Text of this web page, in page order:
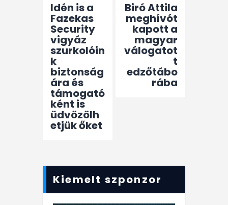
Idén is a
Fazekas
Security
vigyáz
szurkolóin
k
biztonság
ára és
támogató
ként is
üdvözölh
etjük őket
Biró Attila
meghívót
kapott a
magyar
válogatot
t
edzőtábo
rába
Kiemelt szponzor